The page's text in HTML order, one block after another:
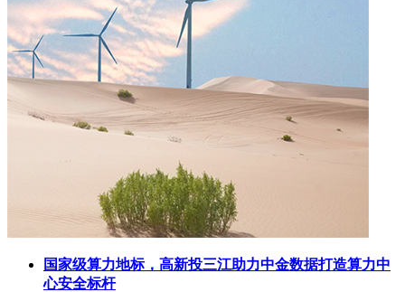
国家级算力地标，高新投三江助力中金数据打造算力中
心安全标杆